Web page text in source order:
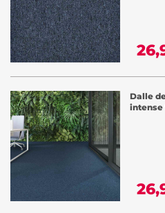
Dalle
intense